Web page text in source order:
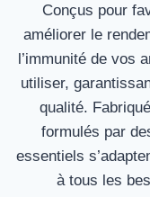
Conçus pour
améliorer le
l’immunité de vos
utiliser,
qualité.
formulés par
essentiels
à tous les